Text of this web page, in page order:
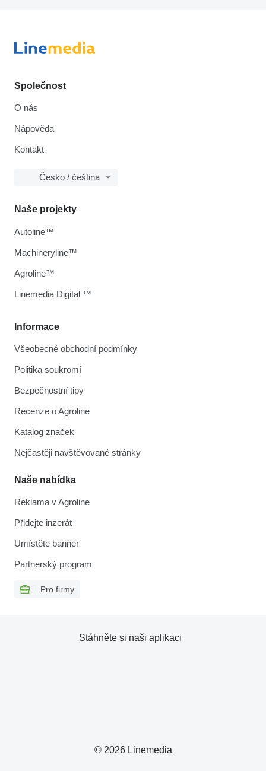
Společnost
O nás
Nápověda
Kontakt
Česko / čeština
Informace
Všeobecné obchodní podmínky
Politika soukromí
Bezpečnostní tipy
Recenze o Agroline
Katalog značek
Nejčastěji navštěvované stránky
Naše nabídka
Reklama v Agroline
Přidejte inzerát
Umístěte banner
Partnerský program
Pro firmy
Naše projekty
Autoline™
Machineryline™
Agroline™
Linemedia Digital ™
© 2026 Linemedia
Stáhněte si naši aplikaci